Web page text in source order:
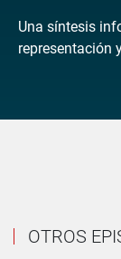
Una síntesis
representación
OTROS